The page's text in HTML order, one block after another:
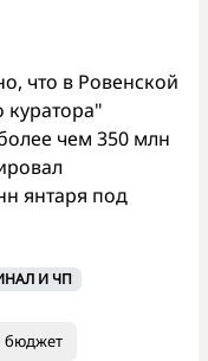
что в Ровенской
куратора"
чем 350 млн
янтаря под
И ЧП
бюджет